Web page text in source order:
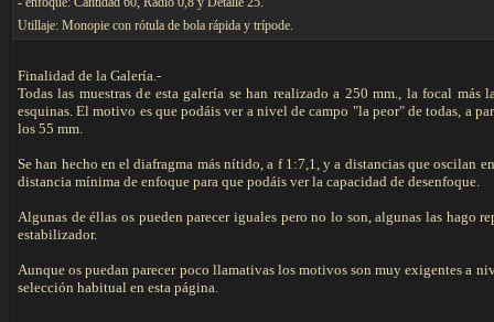
Utillaje: Monopie con rótula de bola rápida y trípode.
Finalidad de la Galería.-
Todas las muestras de esta galería se han realizado a 250 mm., la focal
esquinas. El motivo es que podáis ver a nivel de campo "la peor" de todas, a
los 55 mm.
Se han hecho en el diafragma más nítido, a f 1:7,1, y a distancias que oscilan
distancia mínima de enfoque para que podáis ver la capacidad de desenfoque.
Algunas de éllas os pueden parecer iguales pero no lo son, algunas las hago
estabilizador.
Aunque os puedan parecer poco llamativas los motivos son muy exigentes a
selección habitual en esta página.